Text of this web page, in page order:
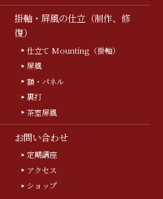
掛軸・屏風の仕立（制作、修
復）
仕立て Mounting（掛軸）
屏風
額・パネル
裏打
茶室屏風
お問い合わせ
定期講座
アクセス
ショップ